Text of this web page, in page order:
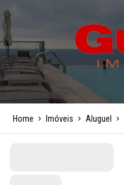
Home Imóveis Aluguel